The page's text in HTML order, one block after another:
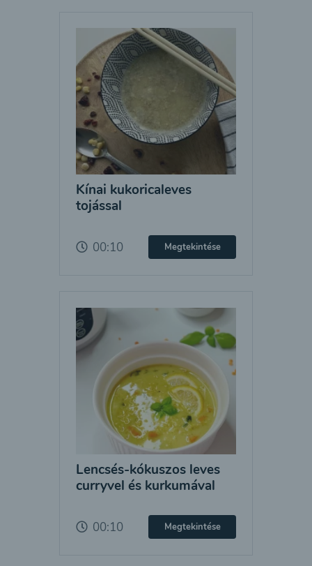
Kínai kukoricaleves
tojással
00:10 Megtekintése
Lencsés-kókuszos leves
curryvel és kurkumával
00:10 Megtekintése